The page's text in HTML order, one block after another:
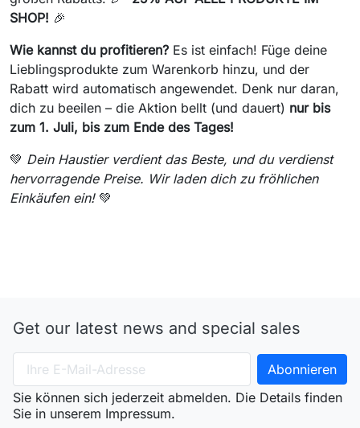
SHOP! 🎉
Wie kannst du profitieren? Es ist einfach! Füge deine
Lieblingsprodukte zum Warenkorb hinzu, und der
Rabatt wird automatisch angewendet. Denk nur daran,
dich zu beeilen – die Aktion bellt (und dauert) nur bis
zum 1. Juli, bis zum Ende des Tages!
💚 Dein Haustier verdient das Beste, und du verdienst
hervorragende Preise. Wir laden dich zu fröhlichen
Einkäufen ein!💚
Get our latest news and special sales
Sie können sich jederzeit abmelden. Die Details finden
Sie in unserem Impressum.